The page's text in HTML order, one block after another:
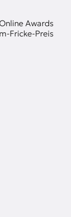
Awards
Fricke-Preis